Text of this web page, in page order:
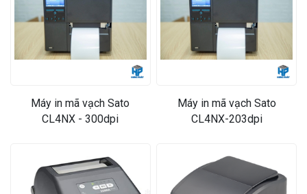
Máy in mã vạch Sato
CL4NX - 300dpi
Máy in mã vạch Sato
CL4NX-203dpi